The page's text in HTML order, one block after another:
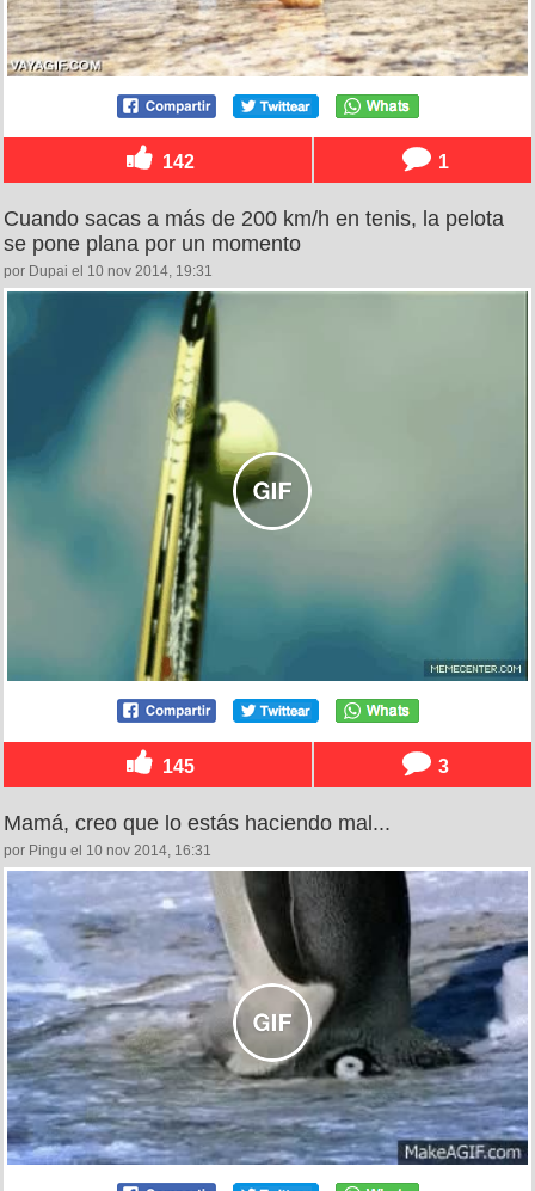
142 1
Cuando sacas a más de 200 km/h en tenis, la pelota
se pone plana por un momento
por Dupai el 10 nov 2014, 19:31
145 3
Mamá, creo que lo estás haciendo mal...
por Pingu el 10 nov 2014, 16:31